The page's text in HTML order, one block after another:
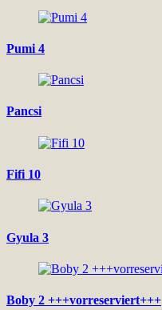
Pumi 4
Pancsi
Fifi 10
Gyula 3
Boby 2 +++vorreserviert+++